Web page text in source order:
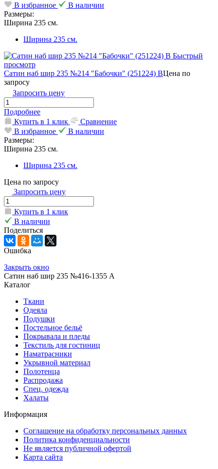
В избранное
В наличии
Размеры:
Ширина 235 см.
Ширина 235 см.
Быстрый
просмотр
Сатин наб шир 235 №214 "Бабочки" (251224) ВЦена по
запросу
Запросить цену
Подробнее
Купить в 1 клик
Сравнение
В избранное
В наличии
Размеры:
Ширина 235 см.
Ширина 235 см.
Цена по запросу
Запросить цену
Купить в 1 клик
В наличии
Поделиться
Ошибка
Закрыть окно
Сатин наб шир 235 №416-1355 А
Каталог
Ткани
Одеяла
Подушки
Постельное бельё
Покрывала и пледы
Текстиль для гостиниц
Наматрасники
Укрывной материал
Полотенца
Распродажа
Спец. одежда
Халаты
Информация
Соглашение на обработку персональных данных
Политика конфиденциальности
Не является публичной офертой
Карта сайта